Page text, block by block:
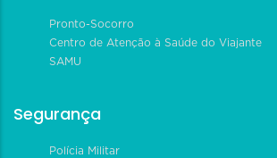
Pronto-Socorro
Centro de Atenção à Saúde do Viajante
SAMU
Segurança
Polícia Militar